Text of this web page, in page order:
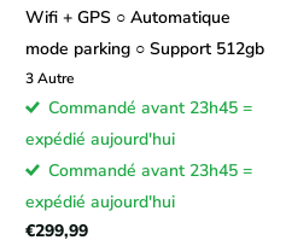
Wifi + GPS ○ Automatique
mode parking ○ Support 512gb
3Autre
Commandé avant 23h45 =
expédié aujourd'hui
Commandé avant 23h45 =
expédié aujourd'hui
€299,99